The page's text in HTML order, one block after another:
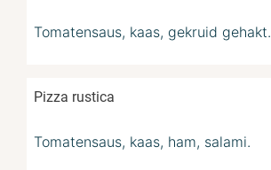
Tomatensaus, kaas, gekruid gehakt.
Pizza rustica
Tomatensaus, kaas, ham, salami.